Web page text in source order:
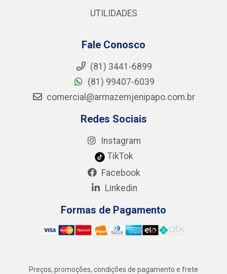
UTILIDADES
Fale Conosco
(81) 3441-6899
(81) 99407-6039
comercial@armazemjenipapo.com.br
Redes Sociais
Instagram
TikTok
Facebook
Linkedin
Formas de Pagamento
Preços, promoções, condições de pagamento e frete